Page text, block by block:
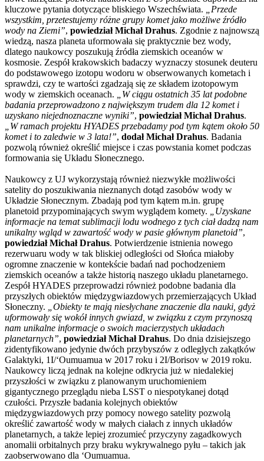
kluczowe pytania dotyczące bliskiego Wszechświata.
„Przede
wszystkim, przetestujemy różne grupy komet jako możliwe źródło
wody na Ziemi”, powiedział Michał Drahus. Zgodnie z najnowszą
wiedzą, nasza planeta uformowała się praktycznie bez wody,
dlatego naukowcy poszukują źródła ziemskich oceanów w
kosmosie. Zespół krakowskich badaczy wyznaczy stosunek deuteru
do podstawowego izotopu wodoru w obserwowanych kometach i
sprawdzi, czy te wartości zgadzają się ze składem izotopowym
wody w ziemskich oceanach.
„W ciągu ostatnich 35 lat podobne
badania przeprowadzono z największym trudem dla 12 komet i
uzyskano niejednoznaczne wyniki”, powiedział Michał Drahus.
„W ramach projektu HYADES przebadamy pod tym kątem około 50
komet i to zaledwie w 3 lata!”, dodał Michał Drahus. Badania
pozwolą również określić miejsce i czas powstania komet podczas
formowania się Układu Słonecznego.
Naukowcy z UJ wykorzystają również niezwykłe możliwości
satelity do poszukiwania nieznanych dotąd zasobów wody w
Układzie Słonecznym. Zbadają pod tym kątem m.in. grupę
planetoid przypominających swym wyglądem komety.
„Uzyskane
informacje na temat sublimacji lodu wodnego z tych ciał dadzą nam
unikalny wgląd w zawartość wody w pasie głównym planetoid”,
powiedział Michał Drahus. Potwierdzenie istnienia nowego
rezerwuaru wody w tak bliskiej odległości od Słońca miałoby
ogromne znaczenie w kontekście badań nad pochodzeniem
ziemskich oceanów a także historią naszego układu planetarnego.
Zespół HYADES przeprowadzi również podobne badania dla
przyszłych obiektów międzygwiazdowych przemierzających Układ
Słoneczny.
„Obiekty te mają niesłychane znaczenie dla nauki, gdyż
uformowały się wokół innych gwiazd, w związku z czym przynoszą
nam unikalne informacje o swoich macierzystych układach
planetarnych”, powiedział Michał Drahus. Do dnia dzisiejszego
zidentyfikowano jedynie dwóch przybyszów z odległych zakątków
Galaktyki, 1I/‘Oumuamua w 2017 roku i 2I/Borisov w 2019 roku.
Naukowcy liczą jednak na kolejne odkrycia już w niedalekiej
przyszłości w związku z planowanym uruchomieniem
gigantycznego przeglądu nieba LSST o niespotykanej dotąd
czułości. Przyszłe badania kolejnych obiektów
międzygwiazdowych przy pomocy nowego satelity pozwolą
określić zawartość wody w małych ciałach z innych układów
planetarnych, a także lepiej zrozumieć przyczyny zagadkowych
anomalii orbitalnych przy braku wykrywalnego pyłu – takich jak
zaobserwowano dla ‘Oumuamua.